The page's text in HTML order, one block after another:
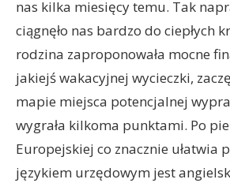
nas kilka miesięcy temu. Tak
ciągnęło nas bardzo do ciepłych
rodzina zaproponowała mocne
jakiejś wakacyjnej wycieczki,
mapie miejsca potencjalnej
wygrała kilkoma punktami. Po
Europejskiej co znacznie ułatwia
językiem urzędowym jest